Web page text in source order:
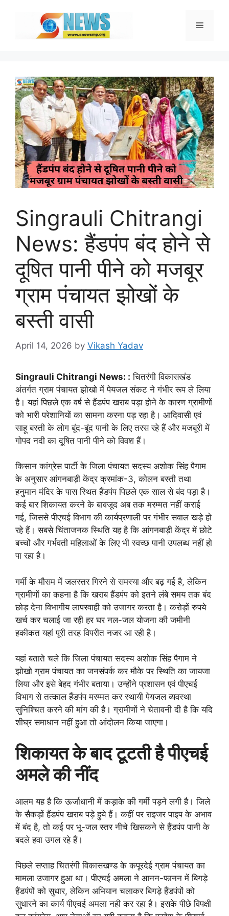
Menu
Singrauli Chitrangi
News: हैंडपंप बंद होने से
दूषित पानी पीने को मजबूर
ग्राम पंचायत झोखों के
बस्ती वासी
April 14, 2026 by Vikash Yadav
Singrauli Chitrangi News: : चितरंगी विकासखंड
अंतर्गत ग्राम पंचायत झोखो में पेयजल संकट ने गंभीर रूप ले लिया
है। यहां पिछले एक वर्ष से हैंडपंप खराब पड़ा होने के कारण ग्रामीणों
को भारी परेशानियों का सामना करना पड़ रहा है। आदिवासी एवं
साहू बस्ती के लोग बूंद-बूंद पानी के लिए तरस रहे हैं और मजबूरी में
गोपद नदी का दूषित पानी पीने को विवश हैं।
किसान कांग्रेस पार्टी के जिला पंचायत सदस्य अशोक सिंह पैगाम
के अनुसार आंगनबाड़ी केंद्र क्रमांक-3, कोलन बस्ती तथा
हनुमान मंदिर के पास स्थित हैंडपंप पिछले एक साल से बंद पड़ा है।
कई बार शिकायत करने के बावजूद अब तक मरम्मत नहीं कराई
गई, जिससे पीएचई विभाग की कार्यप्रणाली पर गंभीर सवाल खड़े हो
रहे हैं। सबसे चिंताजनक स्थिति यह है कि आंगनबाड़ी केंद्र में छोटे
बच्चों और गर्भवती महिलाओं के लिए भी स्वच्छ पानी उपलब्ध नहीं हो
पा रहा है।
गर्मी के मौसम में जलस्तर गिरने से समस्या और बढ़ गई है, लेकिन
ग्रामीणों का कहना है कि खराब हैंडपंप को इतने लंबे समय तक बंद
छोड़ देना विभागीय लापरवाही को उजागर करता है। करोड़ों रुपये
खर्च कर चलाई जा रही हर घर नल-जल योजना की जमीनी
हकीकत यहां पूरी तरह विपरीत नजर आ रही है।
यहां बताते चले कि जिला पंचायत सदस्य अशोक सिंह पैगाम ने
झोखो ग्राम पंचायत का जनसंपर्क कर मौके पर स्थिति का जायजा
लिया और इसे बेहद गंभीर बताया। उन्होंने प्रशासन एवं पीएचई
विभाग से तत्काल हैंडपंप मरम्मत कर स्थायी पेयजल व्यवस्था
सुनिश्चित करने की मांग की है। ग्रामीणों ने चेतावनी दी है कि यदि
शीघ्र समाधान नहीं हुआ तो आंदोलन किया जाएगा।
शिकायत के बाद टूटती है पीएचई
अमले की नींद
आलम यह है कि ऊर्जाधानी में कड़ाके की गर्मी पड़ने लगी है। जिले
के सैकड़ों हैंडपंप खराब पड़े हुये हैं। कहीं पर राइजर पाइप के अभाव
में बंद है, तो कई पर भू-जल स्तर नीचे खिसकने से हैंडपंप पानी के
बदले हवा उगल रहे हैं।
पिछले सप्ताह चितरंगी विकासखण्ड के कपूरदेई ग्राम पंचायत का
मामला उजागर हुआ था। पीएचई अमला ने आनन-फानन में बिगड़े
हैंडपंपों को सुधार, लेकिन अभियान चलाकर बिगड़े हैंडपंपों को
सुधारने का कार्य पीएचई अमला नही कर रहा है। इसके पीछे विपक्षी